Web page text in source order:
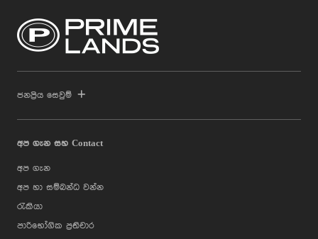
ජනප්‍රිය සෙවුම්
අප ගැන සහ Contact
අප ගැන
අප හා සම්බන්ධ වන්න
රැකියා
පාරිභෝගික ප්‍රතිචාර